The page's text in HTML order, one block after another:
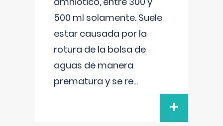
500 ml solamente. Suele
estar causada por la
rotura de la bolsa de
aguas de manera
prematura y se re...
+